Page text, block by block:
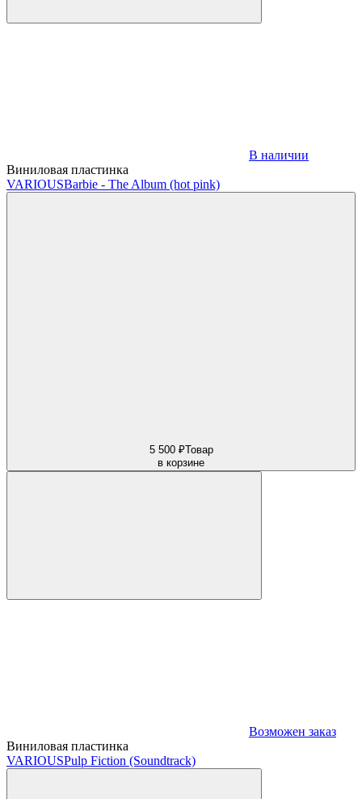
В наличии
Виниловая пластинка
VARIOUSBarbie - The Album (hot pink)
5 500 ₽Товар
в корзине
Возможен заказ
Виниловая пластинка
VARIOUSPulp Fiction (Soundtrack)